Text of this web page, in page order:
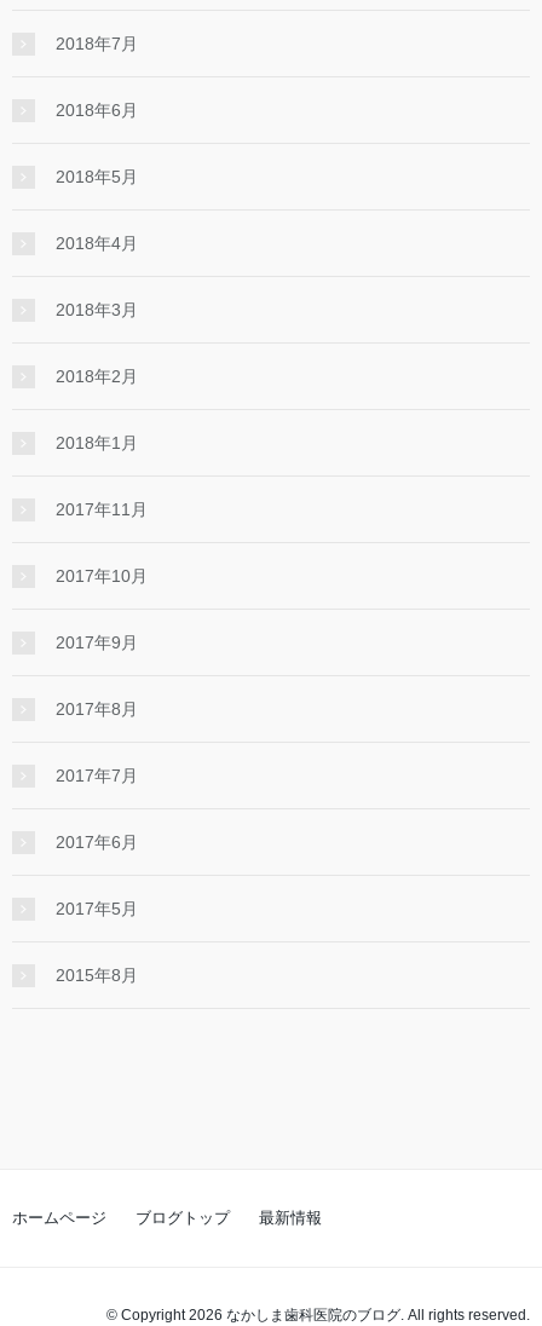
2018年7月
2018年6月
2018年5月
2018年4月
2018年3月
2018年2月
2018年1月
2017年11月
2017年10月
2017年9月
2017年8月
2017年7月
2017年6月
2017年5月
2015年8月
ホームページ ブログトップ 最新情報
© Copyright 2026 なかしま歯科医院のブログ. All rights reserved.